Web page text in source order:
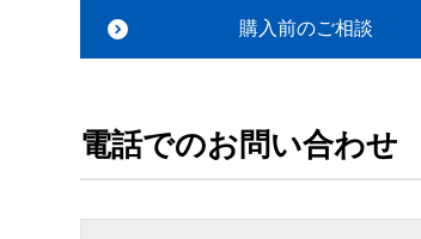
購入前のご相談
電話でのお問い合わせ